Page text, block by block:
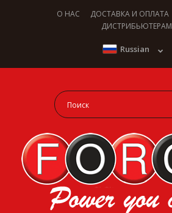
О НАС ДОСТАВКА И ОПЛАТА
ДИСТРИБЬЮТЕРАМ
Russian